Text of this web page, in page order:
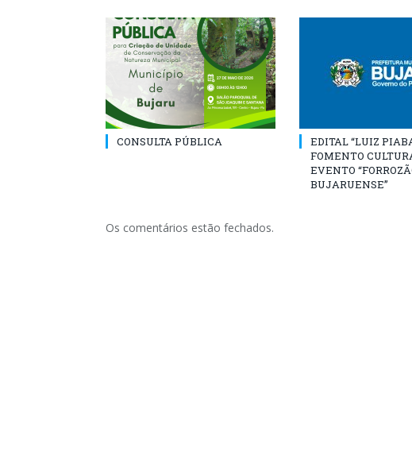
CONSULTA PÚBLICA
EDITAL “LUIZ
FOMENTO
EVENTO
BUJARUENSE”
Os comentários estão fechados.